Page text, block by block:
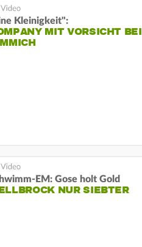
Kleinigkeit":
MIT VORSICHT BEI
EM: Gose holt Gold
NUR SIEBTER